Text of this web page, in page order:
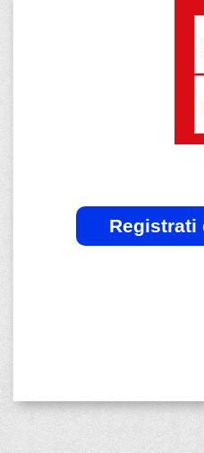
Registrati